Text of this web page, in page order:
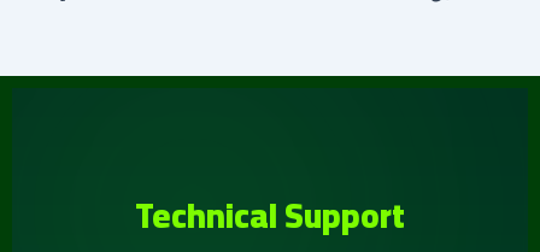
Technical Support